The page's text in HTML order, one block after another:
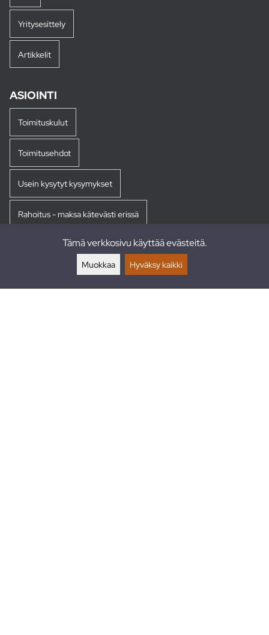
Yritysesittely
Artikkelit
ASIOINTI
Toimituskulut
Toimitusehdot
Usein kysytyt kysymykset
Rahoitus - maksa kätevästi erissä
Tämä verkkosivu käyttää evästeitä.
Muokkaa Hyväksy kaikki